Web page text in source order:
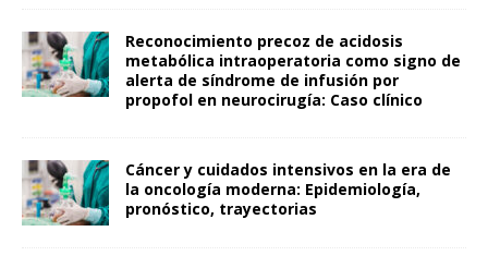
Reconocimiento precoz de acidosis
metabólica intraoperatoria como signo de
alerta de síndrome de infusión por
propofol en neurocirugía: Caso clínico
Cáncer y cuidados intensivos en la era de
la oncología moderna: Epidemiología,
pronóstico, trayectorias